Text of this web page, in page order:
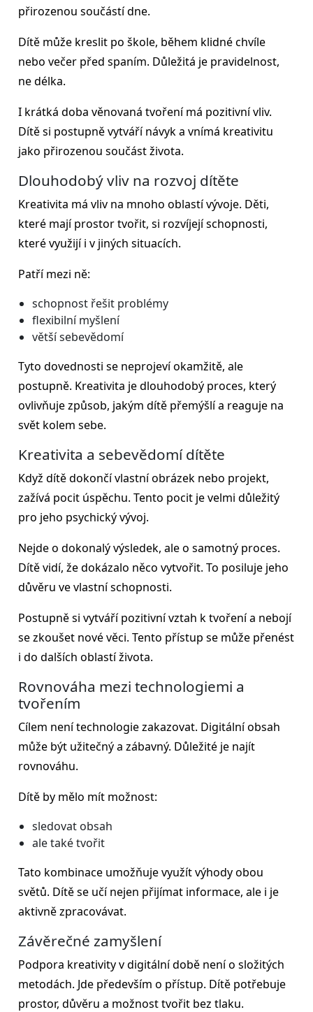
přirozenou součástí dne.
Dítě může kreslit po škole, během klidné chvíle
nebo večer před spaním. Důležitá je pravidelnost,
ne délka.
I krátká doba věnovaná tvoření má pozitivní vliv.
Dítě si postupně vytváří návyk a vnímá kreativitu
jako přirozenou součást života.
Dlouhodobý vliv na rozvoj dítěte
Kreativita má vliv na mnoho oblastí vývoje. Děti,
které mají prostor tvořit, si rozvíjejí schopnosti,
které využijí i v jiných situacích.
Patří mezi ně:
schopnost řešit problémy
flexibilní myšlení
větší sebevědomí
Tyto dovednosti se neprojeví okamžitě, ale
postupně. Kreativita je dlouhodobý proces, který
ovlivňuje způsob, jakým dítě přemýšlí a reaguje na
svět kolem sebe.
Kreativita a sebevědomí dítěte
Když dítě dokončí vlastní obrázek nebo projekt,
zažívá pocit úspěchu. Tento pocit je velmi důležitý
pro jeho psychický vývoj.
Nejde o dokonalý výsledek, ale o samotný proces.
Dítě vidí, že dokázalo něco vytvořit. To posiluje jeho
důvěru ve vlastní schopnosti.
Postupně si vytváří pozitivní vztah k tvoření a nebojí
se zkoušet nové věci. Tento přístup se může přenést
i do dalších oblastí života.
Rovnováha mezi technologiemi a
tvořením
Cílem není technologie zakazovat. Digitální obsah
může být užitečný a zábavný. Důležité je najít
rovnováhu.
Dítě by mělo mít možnost:
sledovat obsah
ale také tvořit
Tato kombinace umožňuje využít výhody obou
světů. Dítě se učí nejen přijímat informace, ale i je
aktivně zpracovávat.
Závěrečné zamyšlení
Podpora kreativity v digitální době není o složitých
metodách. Jde především o přístup. Dítě potřebuje
prostor, důvěru a možnost tvořit bez tlaku.